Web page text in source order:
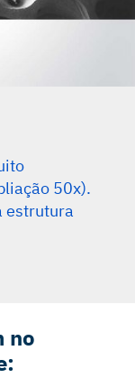
Res 2012, Oct
Relat Res 2013;
Restorative
50x).
estrutura
no